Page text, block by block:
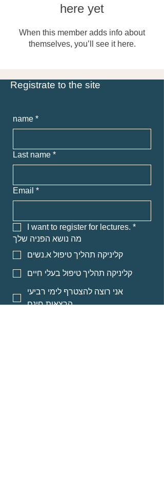
here yet
When this member adds info about
themselves, you’ll see it here.
Registrate to the site
name *
Last name *
Email *
I want to register for lectures. *
מה נושא הפניה שלך
קליניקה תהליך טיפול א.נשים
קליניקה תהליך טיפול בעלי חיים
אני רוצה להצטרף לימי רביעי
הרצאות חינם